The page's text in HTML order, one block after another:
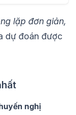
lặp đơn giản,
dự đoán được
nghị